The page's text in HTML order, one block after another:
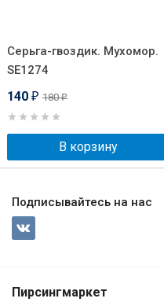
Серьга-гвоздик. Мухомор.
SE1274
140 ₽ 180₽
В корзину
Подписывайтесь на нас
Пирсингмаркет